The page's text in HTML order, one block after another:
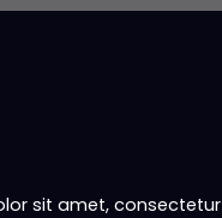
sit amet, consectetur